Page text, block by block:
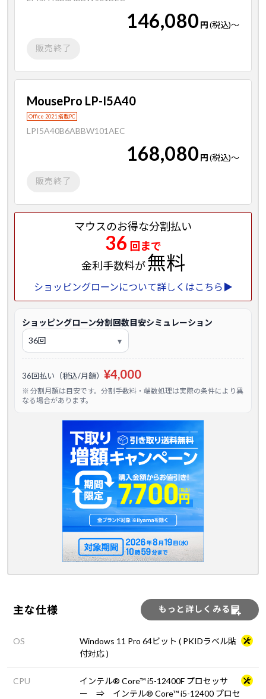
146,080 円(税込)～
販売終了
MousePro LP-I5A40
Office 2021 搭載PC
LPI5A40B6ABBW101AEC
168,080 円(税込)～
販売終了
マウスのお得な分割払い
36 回まで
金利手数料が無料
ショッピングローンについて詳しくはこちら▶
ショッピングローン分割回数目安シミュレーション
36回払い（税込/月額） ¥4,000
※ 分割月額は目安です。分割手数料・端数処理は実際の条件により異
なる場合があります。
主な仕様 もっと詳しくみる
OS
Windows 11 Pro 64ビット ( PKIDラベル貼
付対応 )
CPU
インテル® Core™ i5-12400F プロセッサ
ー ⇒ インテル® Core™ i5-12400 プロセ